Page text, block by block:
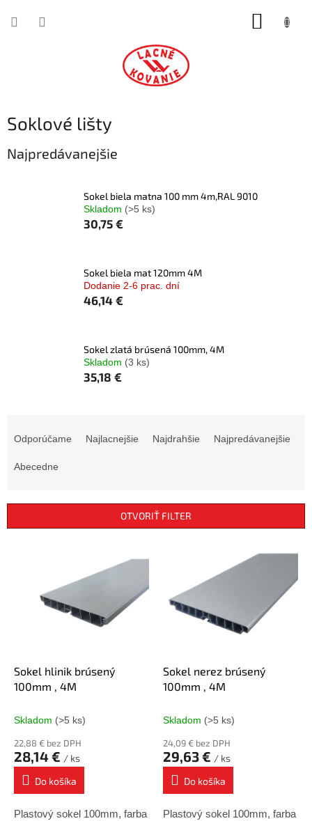
Soklové lišty
Najpredávanejšie
Sokel biela matna 100 mm 4m,RAL 9010
Skladom (>5 ks)
30,75 €
Sokel biela mat 120mm 4M
Dodanie 2-6 prac. dní
46,14 €
Sokel zlatá brúsená 100mm, 4M
Skladom (3 ks)
35,18 €
p
Odporúčame Najlacnejšie Najdrahšie Najpredávanejšie
Abecedne
OTVORIŤ FILTER
Sokel hlinik brúsený
100mm , 4M
Skladom (>5 ks)
22,88 € bez DPH
28,14 € / ks
Do košíka
Plastový sokel 100mm, farba
Sokel nerez brúsený
100mm , 4M
Skladom (>5 ks)
24,09 € bez DPH
29,63 € / ks
Do košíka
Plastový sokel 100mm, farba